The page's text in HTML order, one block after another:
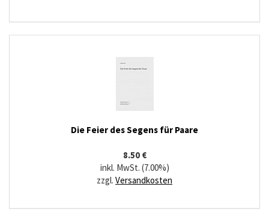
Die Feier des Segens für Paare
8.50 €
inkl. MwSt. (7.00%)
zzgl. Versandkosten